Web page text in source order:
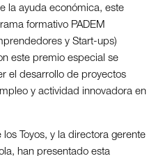
la ayuda económica, este
formativo PADEM
y Start-ups)
este premio especial se
el desarrollo de proyectos
y actividad innovadora en
Toyos, y la directora gerente
han presentado esta